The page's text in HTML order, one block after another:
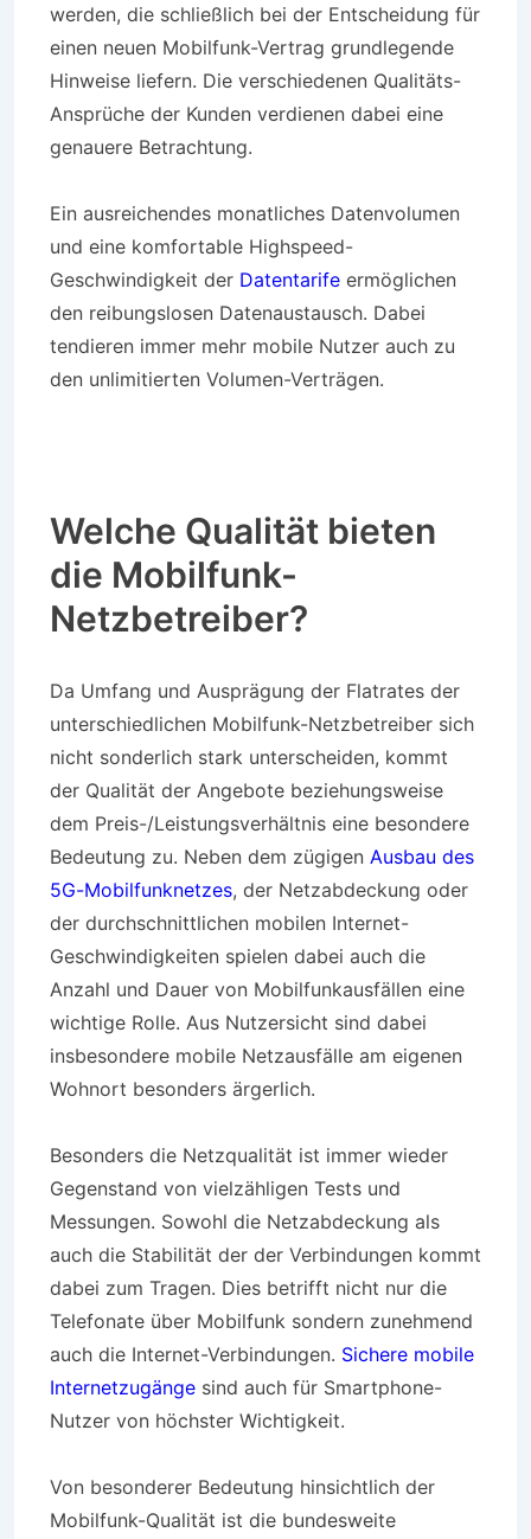
werden, die schließlich bei der Entscheidung für
einen neuen Mobilfunk-Vertrag grundlegende
Hinweise liefern. Die verschiedenen Qualitäts-
Ansprüche der Kunden verdienen dabei eine
genauere Betrachtung.
Ein ausreichendes monatliches Datenvolumen
und eine komfortable Highspeed-
Geschwindigkeit der Datentarife ermöglichen
den reibungslosen Datenaustausch. Dabei
tendieren immer mehr mobile Nutzer auch zu
den unlimitierten Volumen-Verträgen.
Welche Qualität bieten
die Mobilfunk-
Netzbetreiber?
Da Umfang und Ausprägung der Flatrates der
unterschiedlichen Mobilfunk-Netzbetreiber sich
nicht sonderlich stark unterscheiden, kommt
der Qualität der Angebote beziehungsweise
dem Preis-/Leistungsverhältnis eine besondere
Bedeutung zu. Neben dem zügigen Ausbau des
5G-Mobilfunknetzes, der Netzabdeckung oder
der durchschnittlichen mobilen Internet-
Geschwindigkeiten spielen dabei auch die
Anzahl und Dauer von Mobilfunkausfällen eine
wichtige Rolle. Aus Nutzersicht sind dabei
insbesondere mobile Netzausfälle am eigenen
Wohnort besonders ärgerlich.
Besonders die Netzqualität ist immer wieder
Gegenstand von vielzähligen Tests und
Messungen. Sowohl die Netzabdeckung als
auch die Stabilität der der Verbindungen kommt
dabei zum Tragen. Dies betrifft nicht nur die
Telefonate über Mobilfunk sondern zunehmend
auch die Internet-Verbindungen. Sichere mobile
Internetzugänge sind auch für Smartphone-
Nutzer von höchster Wichtigkeit.
Von besonderer Bedeutung hinsichtlich der
Mobilfunk-Qualität ist die bundesweite